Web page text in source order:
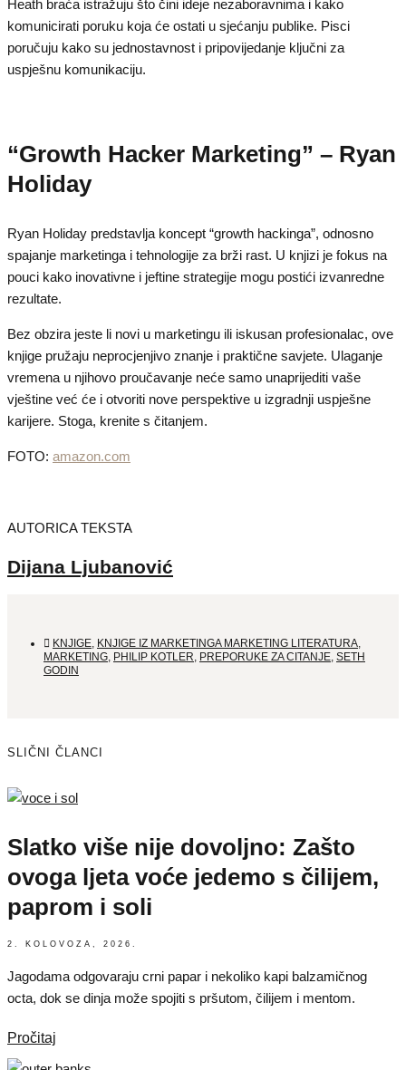
Heath braća istražuju što čini ideje nezaboravnima i kako
komunicirati poruku koja će ostati u sjećanju publike. Pisci
poručuju kako su jednostavnost i pripovijedanje ključni za
uspješnu komunikaciju.
“Growth Hacker Marketing” – Ryan
Holiday
Ryan Holiday predstavlja koncept “growth hackinga”, odnosno
spajanje marketinga i tehnologije za brži rast. U knjizi je fokus na
pouci kako inovativne i jeftine strategije mogu postići izvanredne
rezultate.
Bez obzira jeste li novi u marketingu ili iskusan profesionalac, ove
knjige pružaju neprocjenjivo znanje i praktične savjete. Ulaganje
vremena u njihovo proučavanje neće samo unaprijediti vaše
vještine već će i otvoriti nove perspektive u izgradnji uspješne
karijere. Stoga, krenite s čitanjem.
FOTO: amazon.com
AUTORICA TEKSTA
Dijana Ljubanović
KNJIGE, KNJIGE IZ MARKETINGA MARKETING LITERATURA,
MARKETING, PHILIP KOTLER, PREPORUKE ZA CITANJE, SETH
GODIN
SLIČNI ČLANCI
Slatko više nije dovoljno: Zašto
ovoga ljeta voće jedemo s čilijem,
paprom i soli
2. KOLOVOZA, 2026.
Jagodama odgovaraju crni papar i nekoliko kapi balzamičnog
octa, dok se dinja može spojiti s pršutom, čilijem i mentom.
Pročitaj